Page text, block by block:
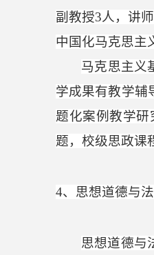
副教授3人，讲师
中国化马克思主
马克思主义
学成果有教学辅
题化案例教学
题，校级思政课
4、思想道德与
思想道德与